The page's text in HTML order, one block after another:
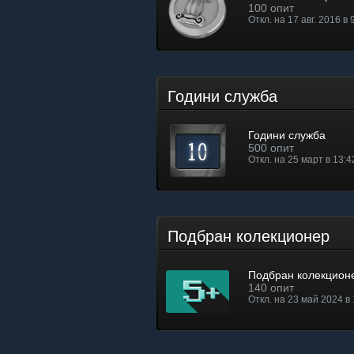
100 опит
Откл. на 17 авг. 2016 в
Години служба
Години служба
500 опит
Откл. на 25 март в
Подбран колекционер
Подбран
140 опит
Откл. на 23 май 2024 в